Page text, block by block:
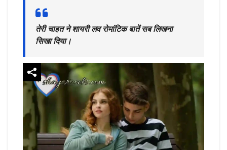
तेरी चाहत ने शायरी लव रोमांटिक बातें सब लिखना
सिखा दिया।